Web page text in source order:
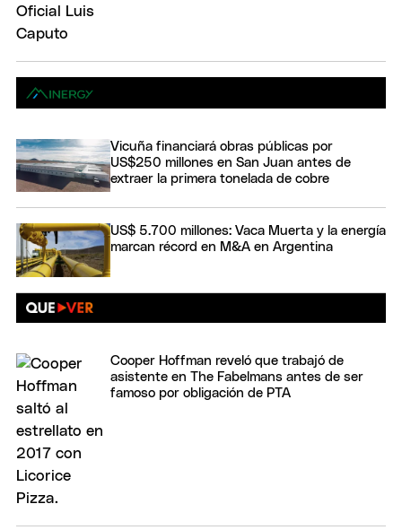
Vicuña financiará obras públicas por
US$250 millones en San Juan antes de
extraer la primera tonelada de cobre
US$ 5.700 millones: Vaca Muerta y la energía
marcan récord en M&A en Argentina
Cooper Hoffman reveló que trabajó de
asistente en The Fabelmans antes de ser
famoso por obligación de PTA